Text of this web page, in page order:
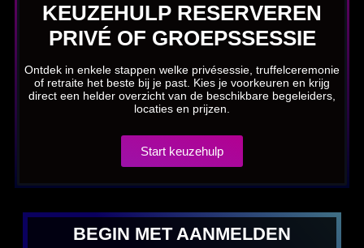
KEUZEHULP RESERVEREN
PRIVÉ OF GROEPSSESSIE
Ontdek in enkele stappen welke privésessie, truffelceremonie
of retraite het beste bij je past. Kies je voorkeuren en krijg
direct een helder overzicht van de beschikbare begeleiders,
locaties en prijzen.
Start keuzehulp
BEGIN MET AANMELDEN